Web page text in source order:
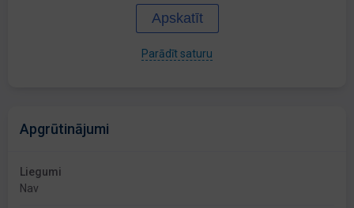
Apskatīt
Parādīt saturu
Apgrūtinājumi
Liegumi
Nav